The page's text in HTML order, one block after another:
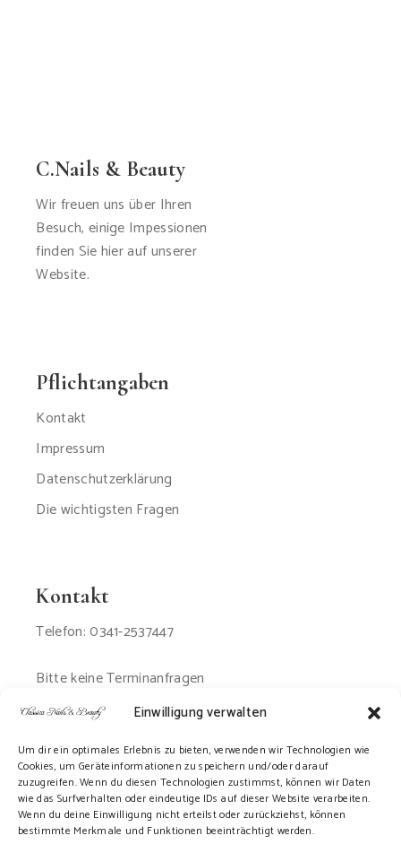
Einwilligung verwalten
Um dir ein optimales Erlebnis zu bieten, verwenden wir Technologien wie
Cookies, um Geräteinformationen zu speichern und/oder darauf
zuzugreifen. Wenn du diesen Technologien zustimmst, können wir Daten
wie das Surfverhalten oder eindeutige IDs auf dieser Website verarbeiten.
Wenn du deine Einwilligung nicht erteilst oder zurückziehst, können
bestimmte Merkmale und Funktionen beeinträchtigt werden.
C.Nails & Beauty
Wir freuen uns über Ihren
Besuch, einige Impessionen
finden Sie hier auf unserer
Website.
Pflichtangaben
Kontakt
Impressum
Datenschutzerklärung
Die wichtigsten Fragen
Kontakt
Telefon: 0341-2537447
Bitte keine Terminanfragen
per Email oder SMS